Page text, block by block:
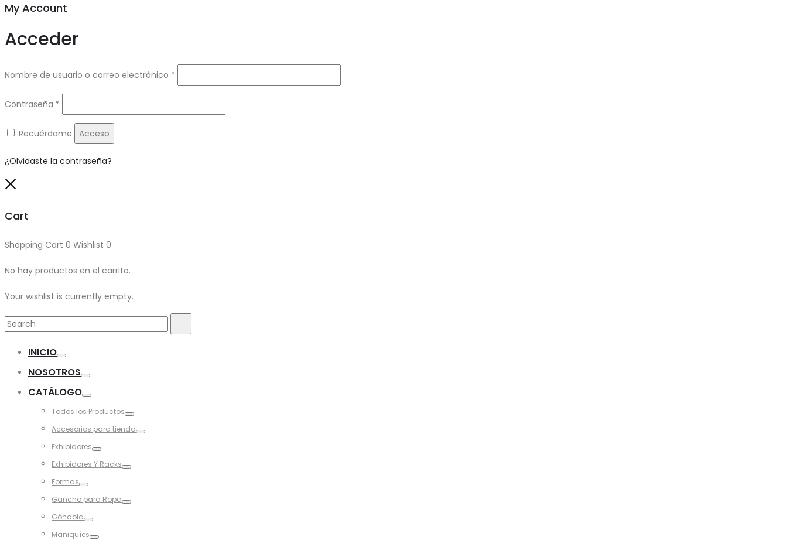
My Account
Acceder
Nombre de usuario o correo electrónico *
Contraseña *
Recuérdame Acceso
¿Olvidaste la contraseña?
Cart
Shopping Cart 0 Wishlist 0
No hay productos en el carrito.
Your wishlist is currently empty.
Search
INICIO
NOSOTROS
CATÁLOGO
Todos los Productos
Accesorios para tienda
Exhibidores
Exhibidores Y Racks
Formas
Gancho para Ropa
Góndola
Maniquíes